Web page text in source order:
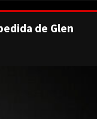
de Glen